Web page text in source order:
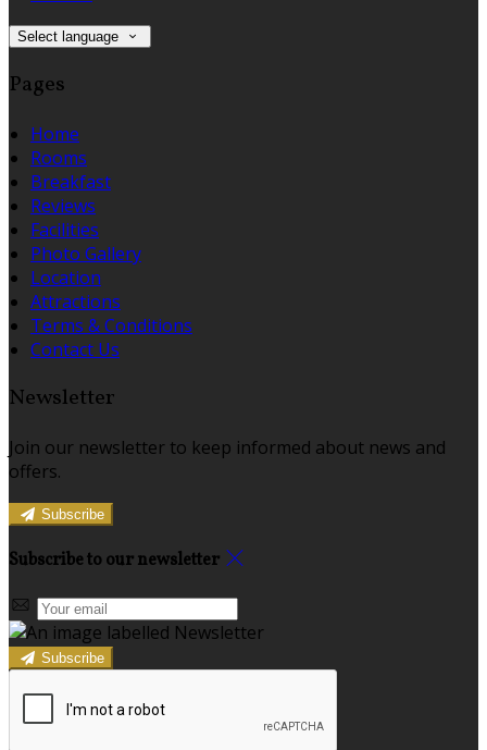
Select language
Pages
Home
Rooms
Breakfast
Reviews
Facilities
Photo Gallery
Location
Attractions
Terms & Conditions
Contact Us
Newsletter
Join our newsletter to keep informed about news and
offers.
Subscribe
Subscribe to our newsletter
Subscribe